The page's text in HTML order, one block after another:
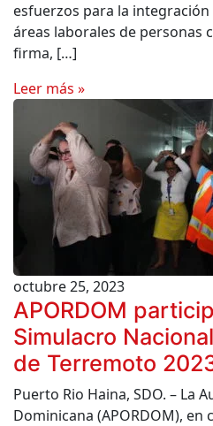
esfuerzos para la
áreas laborales de personas
firma, […]
Leer más »
octubre 25, 2023
APORDOM
Simulacro
de Terremoto
Puerto Rio Haina, SDO. – La
Dominicana (APORDOM), en